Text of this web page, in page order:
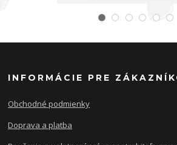
INFORMÁCIE PRE
Obchodné podmienky
Doprava a platba